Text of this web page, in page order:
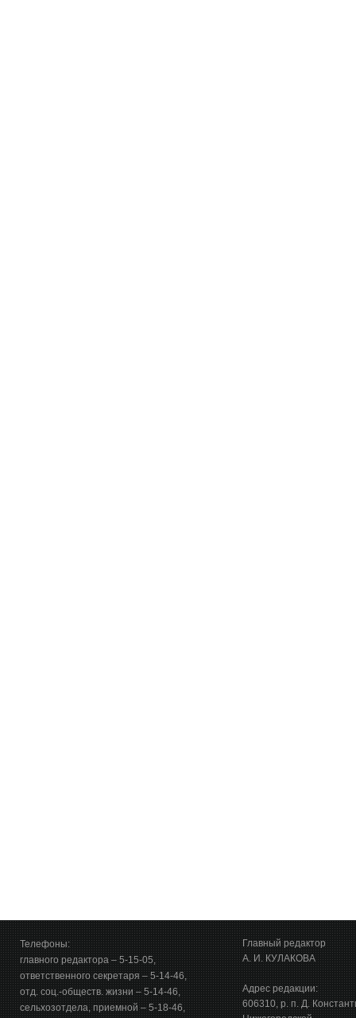
Телефоны:
главного редактора – 5-15-05,
ответственного секретаря – 5-14-46,
отд. соц.-обществ. жизни – 5-14-46,
сельхозотдела, приемной – 5-18-46,
Главный редактор
А. И. КУЛАКОВА
Адрес редакции:
606310, р. п. Д.